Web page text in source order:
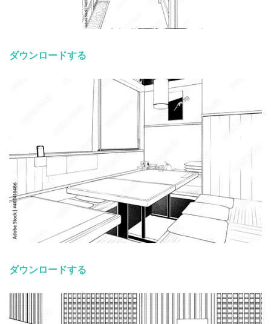
ダウンロードする
ダウンロードする